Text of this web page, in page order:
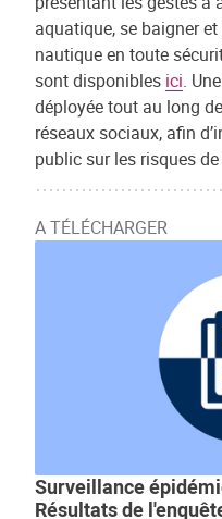
aquatique, se baigner
nautique en toute
sont disponibles ici.
déployée tout au long
réseaux sociaux, afin
public sur les risques
A TÉLÉCHARGER
Surveillance
Résultats de